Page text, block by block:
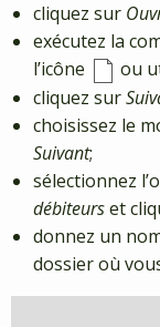
cliquez sur
exécutez la
l’icône
ou
cliquez sur
choisissez le
Suivant;
sélectionnez
débiteurset
donnez un
dossier où